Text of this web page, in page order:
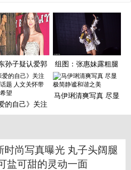
孙子疑认爱郭
女友：她是好
女孩
组图：张惠妹露粗腿
胖成球 梳脏辫与猛男
贴身
的自己》关注
话题 人文关怀
马伊琍清爽写真 尽显
时尚写真曝光 丸子头阔腿
盐可甜的灵动一面